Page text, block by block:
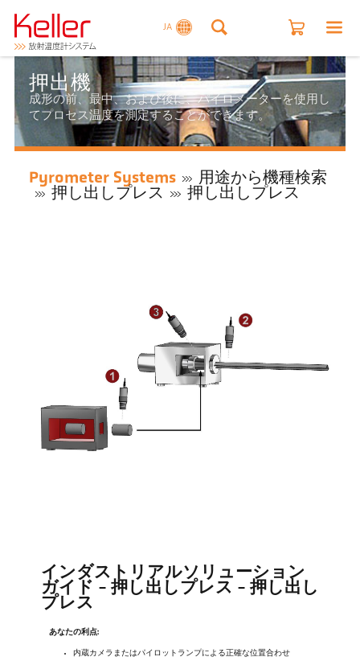
JA
押出機
成形の前、最中、および後に、パイロメーターを使用し
てプロセス温度を測定することができます。
Pyrometer Systems
用途から機種検索
押し出しプレス
押し出しプレス
インダストリアルソリューション
ガイド - 押し出しプレス - 押し出し
プレス
あなたの利点:
内蔵カメラまたはパイロットランプによる正確な位置合わせ